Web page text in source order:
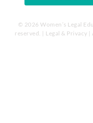
© 2026 Women’s Legal
reserved. | Legal & Privacy |